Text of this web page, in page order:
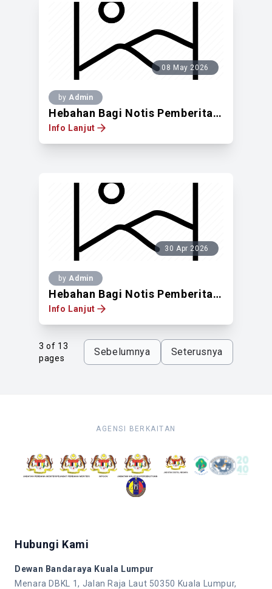
08 May 2026
by Admin
Hebahan Bagi Notis Pemberitahuan Untuk Mendapatkan Pandangan Pemilik Tanah Berdaftar Di Atas Lot 14778, No. 2, Jalan Limau Nipis Bangsar, Mukim Kuala Lumpur, Wilayah Persekutuan Kuala Lumpur
Info Lanjut
30 Apr 2026
by Admin
Hebahan Bagi Notis Pemberitahuan Untuk Mendapatkan Pandangan Pemilik Tanah Berdaftar Di Atas Lot 467, Lot 468, 469, & 533, Seksyen 67, Jalan Bukit Bintang Dan Jalan Imbi, Kuala Lumpur
Info Lanjut
3 of 13
pages
Sebelumnya Seterusnya
AGENSI BERKAITAN
Hubungi Kami
Dewan Bandaraya Kuala Lumpur
Menara DBKL 1, Jalan Raja Laut 50350 Kuala Lumpur,